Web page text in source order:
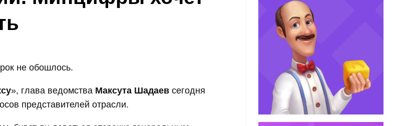
не обошлось.
», глава ведомства Максута Шадаев сегодня
представителей отрасли.